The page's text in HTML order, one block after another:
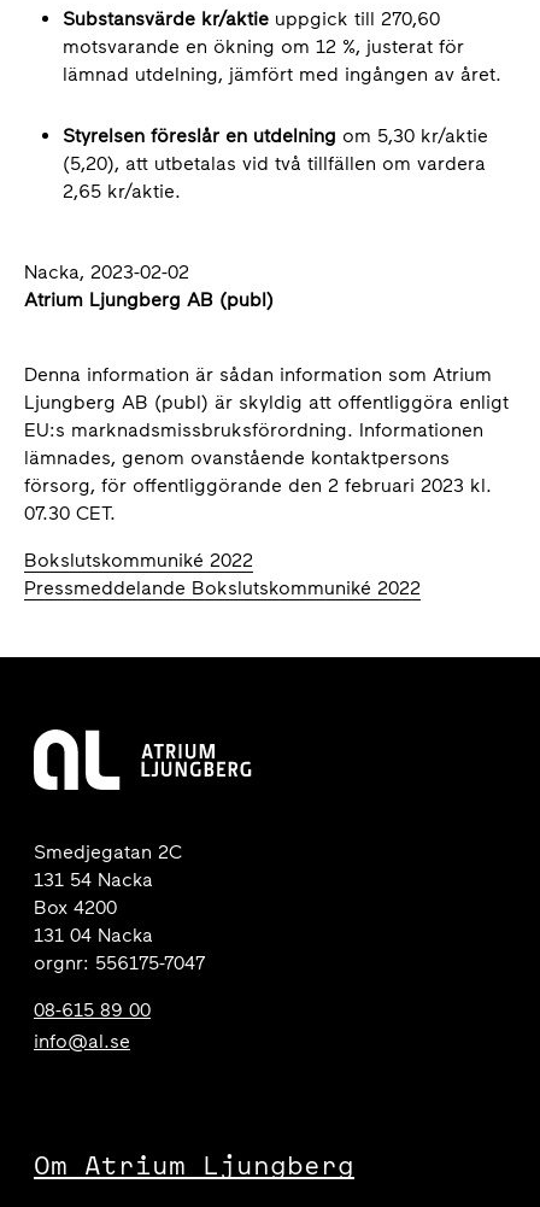
Substansvärde kr/aktie uppgick till 270,60
motsvarande en ökning om 12 %, justerat för
lämnad utdelning, jämfört med ingången av året.
Styrelsen föreslår en utdelning om 5,30 kr/aktie
(5,20), att utbetalas vid två tillfällen om vardera
2,65 kr/aktie.
Nacka, 2023-02-02
Atrium Ljungberg AB (publ)
Denna information är sådan information som Atrium
Ljungberg AB (publ) är skyldig att offentliggöra enligt
EU:s marknadsmissbruksförordning. Informationen
lämnades, genom ovanstående kontaktpersons
försorg, för offentliggörande den 2 februari 2023 kl.
07.30 CET.
Bokslutskommuniké 2022
Pressmeddelande Bokslutskommuniké 2022
Smedjegatan 2C
131 54 Nacka
Box 4200
131 04 Nacka
orgnr: 556175-7047
08-615 89 00
info@al.se
Om Atrium Ljungberg